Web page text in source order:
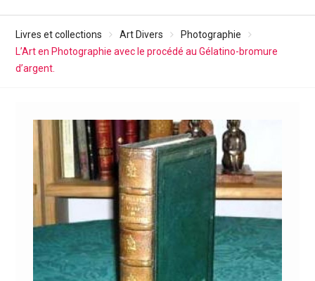
Livres et collections Art Divers
Photographie
L’Art en Photographie avec le procédé au Gélatino-bromure
d’argent.